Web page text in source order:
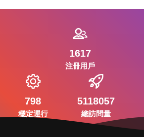
1617
注冊用戶
798
穩定運行
5118057
總訪問量